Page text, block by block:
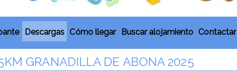
Descargas Cómo llegar Buscar alojamiento Contactar
GRANADILLA DE ABONA 2025